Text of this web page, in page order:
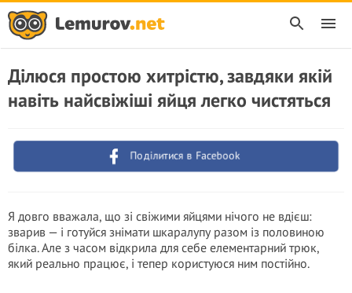
Ділюся простою хитрістю, завдяки якій
навіть найсвіжіші яйця легко чистяться
Поділитися в Facebook
Я довго вважала, що зі свіжими яйцями нічого не вдієш:
зварив — і готуйся знімати шкаралупу разом із половиною
білка. Але з часом відкрила для себе елементарний трюк,
який реально працює, і тепер користуюся ним постійно.